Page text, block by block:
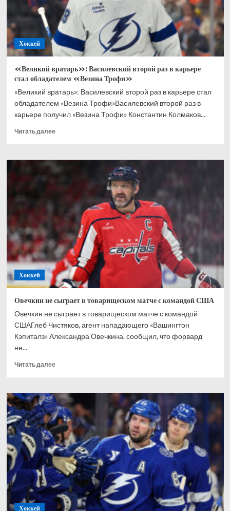
в
финале
Кубка
Стэнли,
Барбашёв
догнал
голам
Овечкина
Хоккей
«Великий вратарь»: Василевский второй раз в карьере
стал обладателем «Везина Трофи»
«Великий вратарь»: Василевский второй раз в карьере стал
обладателем «Везина Трофи»Василевский второй раз в
карьере получил «Везина Трофи» Константин Колмаков...
Читать далееПрочитать
«Великий
вратарь»:
Василевский
карьере
стал
обладателем
«Везина
Трофи»
Хоккей
Овечкин не сыграет в товарищеском матче с командой США
Овечкин не сыграет в товарищеском матче с командой
СШАГлеб Чистяков, агент нападающего «Вашингтон
Кэпиталз» Александра Овечкина, сообщил, что форвард
не...
Читать далееПрочитать
Овечкин
не
сыграет
в
товарищеском
матче
с
командой
США
Хоккей